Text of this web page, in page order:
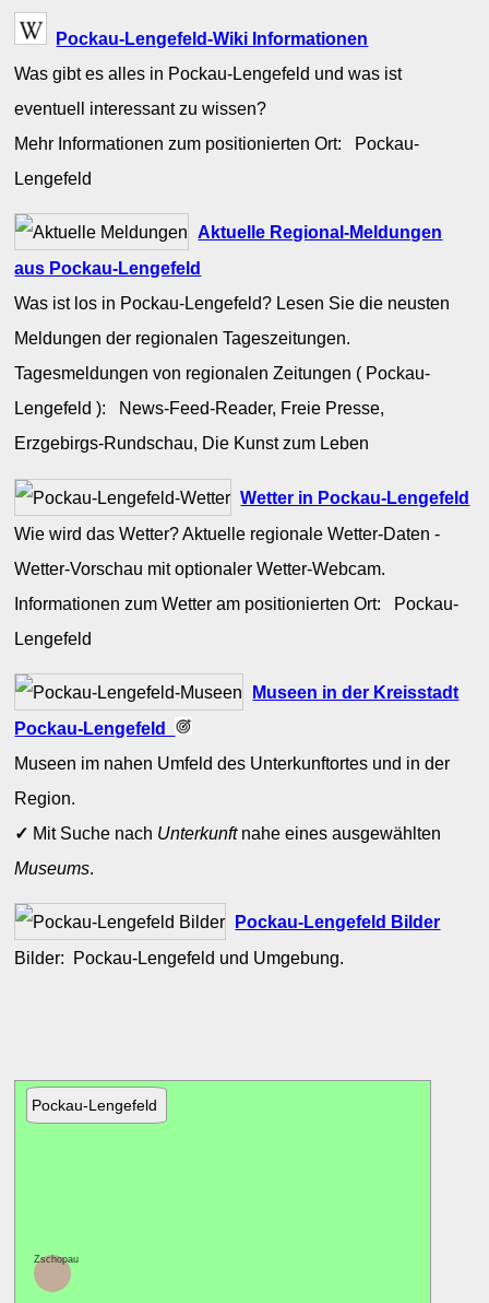
Pockau-Lengefeld-Wiki Informationen
Was gibt es alles in Pockau-Lengefeld und was ist
eventuell interessant zu wissen?
Mehr Informationen zum positionierten Ort: Pockau-
Lengefeld
Aktuelle Regional-Meldungen
aus Pockau-Lengefeld
Was ist los in Pockau-Lengefeld? Lesen Sie die neusten
Meldungen der regionalen Tageszeitungen.
Tagesmeldungen von regionalen Zeitungen ( Pockau-
Lengefeld ): News-Feed-Reader, Freie Presse,
Erzgebirgs-Rundschau, Die Kunst zum Leben
Wetter in Pockau-Lengefeld
Wie wird das Wetter? Aktuelle regionale Wetter-Daten -
Wetter-Vorschau mit optionaler Wetter-Webcam.
Informationen zum Wetter am positionierten Ort: Pockau-
Lengefeld
Museen in der Kreisstadt
Pockau-Lengefeld
Museen im nahen Umfeld des Unterkunftortes und in der
Region.
✓ Mit Suche nach Unterkunftnahe eines ausgewählten
Museums.
Pockau-Lengefeld Bilder
Bilder: Pockau-Lengefeld und Umgebung.
Pockau-Lengefeld
Zschopau